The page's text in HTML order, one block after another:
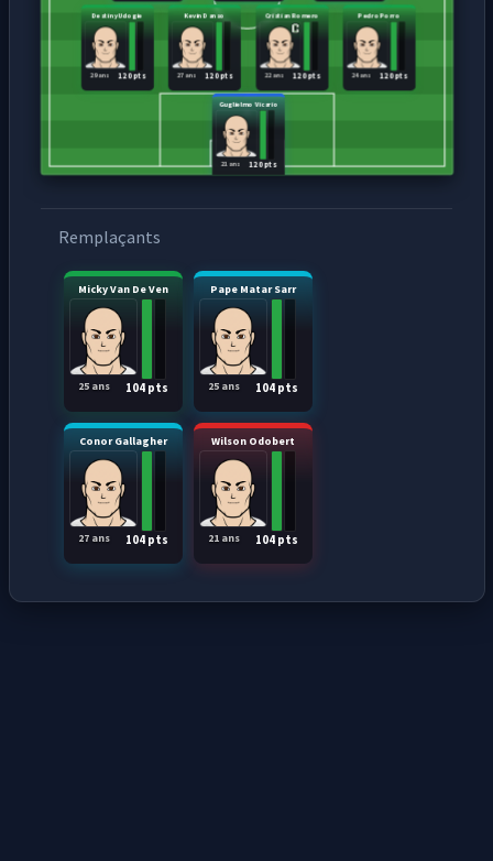
Guglielmo Vicario
120 pts
21 ans
Destiny Udogie
120 pts
29 ans
Kevin Danso
120 pts
27 ans
Cristian Romero
120 pts
22 ans
Pedro Porro
120 pts
24 ans
Remplaçants
Micky Van De Ven
104 pts
25 ans
Pape Matar Sarr
104 pts
25 ans
Conor Gallagher
104 pts
27 ans
Wilson Odobert
104 pts
21 ans